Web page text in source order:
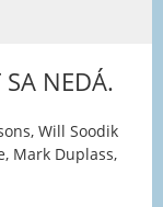
NEDÁ.
Will Soodik
Mark Duplass,